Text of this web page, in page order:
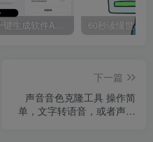
网站一键生成软件APP 完美版 同时支持打包html文件
下一篇
声音音色克隆工具 操作简
单，文字转语音，或者声音